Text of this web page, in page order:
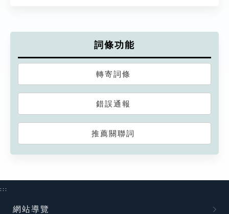
詞條功能
轉寄詞條
錯誤通報
推薦關聯詞
:::
網站導覽